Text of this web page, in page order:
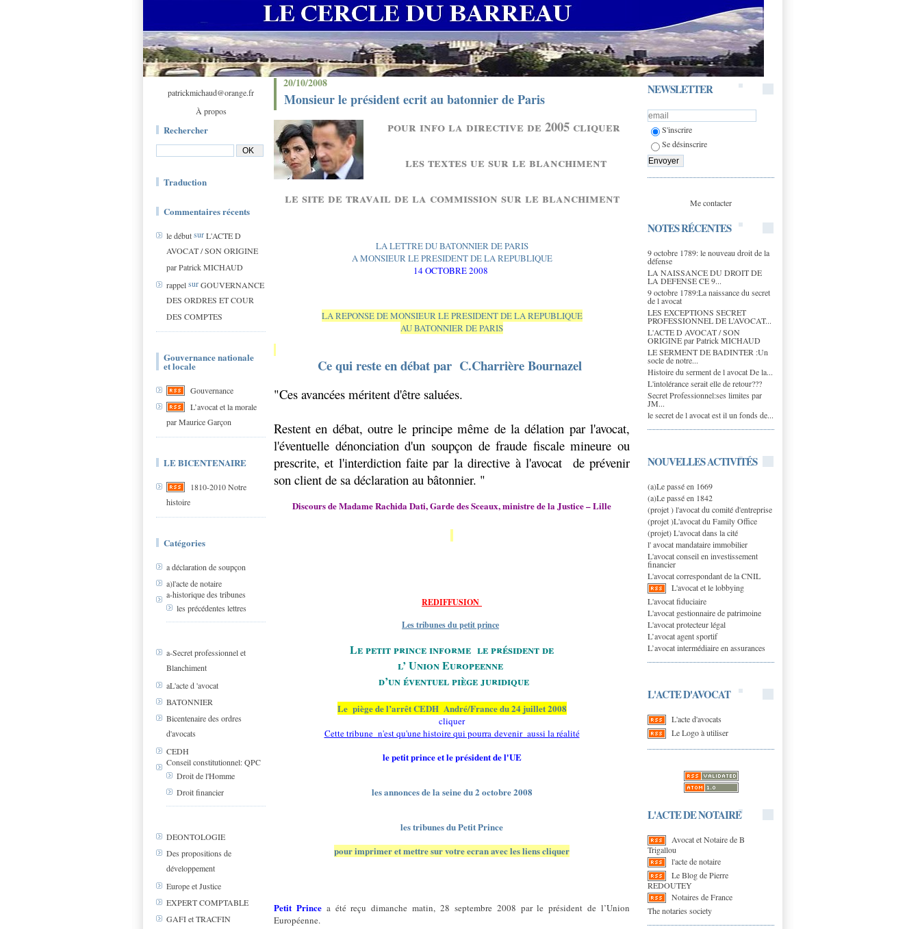
patrickmichaud@orange.fr
À propos
Rechercher
Traduction
Commentaires récents
le débutsurL'ACTE D
AVOCAT / SON ORIGINE
par Patrick MICHAUD
rappelsurGOUVERNANCE
DES ORDRES ET COUR
DES COMPTES
Gouvernance nationale
et locale
Gouvernance
L’avocat et la morale
par Maurice Garçon
LE BICENTENAIRE
1810-2010 Notre
histoire
Catégories
a déclaration de soupçon
a)l'acte de notaire
a-historique des tribunes
les précédentes lettres
a-Secret professionnel et
Blanchiment
aL'acte d 'avocat
BATONNIER
Bicentenaire des ordres
d'avocats
CEDH
Conseil constitutionnel: QPC
Droit de l'Homme
Droit financier
DEONTOLOGIE
Des propositions de
développement
Europe et Justice
EXPERT COMPTABLE
GAFI et TRACFIN
NEWSLETTER
S'inscrire
Se désinscrire
Me contacter
NOTES RÉCENTES
9 octobre 1789: le nouveau droit de la
défense
LA NAISSANCE DU DROIT DE
LA DEFENSE CE 9...
9 octobre 1789:La naissance du secret
de l avocat
LES EXCEPTIONS SECRET
PROFESSIONNEL DE L’AVOCAT...
L'ACTE D AVOCAT / SON
ORIGINE par Patrick MICHAUD
LE SERMENT DE BADINTER :Un
socle de notre...
Histoire du serment de l avocat De la...
L'intolérance serait elle de retour???
Secret Professionnel:ses limites par
JM...
le secret de l avocat est il un fonds de...
NOUVELLES ACTIVITÉS
(a)Le passé en 1669
(a)Le passé en 1842
(projet ) l'avocat du comité d'entreprise
(projet )L'avocat du Family Office
(projet) L'avocat dans la cité
l' avocat mandataire immobilier
L'avocat conseil en investissement
financier
L'avocat correspondant de la CNIL
L'avocat et le lobbying
L'avocat fiduciaire
L'avocat gestionnaire de patrimoine
L'avocat protecteur légal
L’avocat agent sportif
L’avocat intermédiaire en assurances
L'ACTE D'AVOCAT
L'acte d'avocats
Le Logo à utiliser
L'ACTE DE NOTAIRE
Avocat et Notaire de B
Trigallou
l'acte de notaire
Le Blog de Pierre
REDOUTEY
Notaires de France
The notaries society
20/10/2008
Monsieur le président ecrit au batonnier de Paris
pour info la directive de 2005 cliquer
les textes ue sur le blanchiment
le site de travail de la commission sur le blanchiment
LA LETTRE DU BATONNIER DE PARIS
A MONSIEUR LE PRESIDENT DE LA REPUBLIQUE
14 OCTOBRE 2008
LA REPONSE DE MONSIEUR LE PRESIDENT DE LA REPUBLIQUE
AU BATONNIER DE PARIS
Ce qui reste en débat par C.Charrière Bournazel
"Ces avancées méritent d'être saluées.
Restent en débat, outre le principe même de la délation par l'avocat,
l'éventuelle dénonciation d'un soupçon de fraude fiscale mineure ou
prescrite, et l'interdiction faite par la directive à l'avocat
de prévenir
son client de sa déclaration au bâtonnier. "
Discours de Madame Rachida Dati, Garde des Sceaux, ministre de la Justice – Lille
REDIFFUSION
Les tribunes du petit prince
Le petit prince informe le président de
l’ Union Europeenne
d’un éventuel piège juridique
Le piège de l’arrêt CEDH André/France du 24 juillet 2008
cliquer
Cette tribune n'est qu'une histoire qui pourra devenir aussi la réalité
le petit prince et le président de l'UE
les annonces de la seine du 2 octobre 2008
les tribunes du Petit Prince
pour imprimer et mettre sur votre ecran avec les liens cliquer
Petit Princea été reçu dimanche matin, 28 septembre 2008 par le président de l’Union
Européenne.